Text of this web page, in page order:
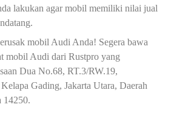
lakukan agar mobil memiliki nilai jual
mobil Audi Anda! Segera bawa
mobil Audi dari Rustpro yang
Dua No.68, RT.3/RW.19,
Gading, Jakarta Utara, Daerah
14250.